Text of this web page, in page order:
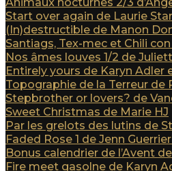
Start over again de Laurie
(In)destructible de Manon
Santiags, Tex-mec et Chili
Nos âmes louves 1/2 de
Entirely yours de Karyn Adler
Topographie de la Terreur de
Stepbrother or lovers? de
Sweet Christmas de Marie HJ
Par les grelots des lutins de
Faded Rose 1 de Jenn
Bonus calendrier de l’Avent
Fire meet gasolne de Karyn